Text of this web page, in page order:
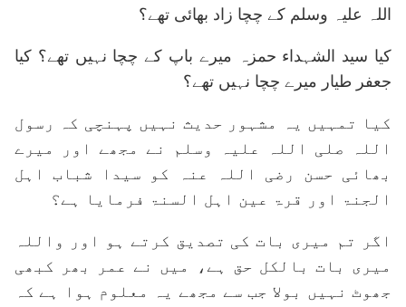
اللہ علیہ وسلم کے چچا زاد بھائی تھے؟
کیا سید الشہداء حمزہ میرے باپ کے چچا نہیں تھے؟ کیا
جعفر طیار میرے چچا نہیں تھے؟
کیا تمہیں یہ مشہور حدیث نہیں پہنچی کہ رسول
اللہ صلی اللہ علیہ وسلم نے مجھے اور میرے
بھائی حسن رضی اللہ عنہ کو سیدا شباب اہل
الجنۃ اور قرۃ عین اہل السنۃ فرمایا ہے؟
اگر تم میری بات کی تصدیق کرتے ہو اور واللہ
میری بات بالکل حق ہے، میں نے عمر بھر کبھی
جھوٹ نہیں بولا جب سے مجھے یہ معلوم ہوا ہے کہ